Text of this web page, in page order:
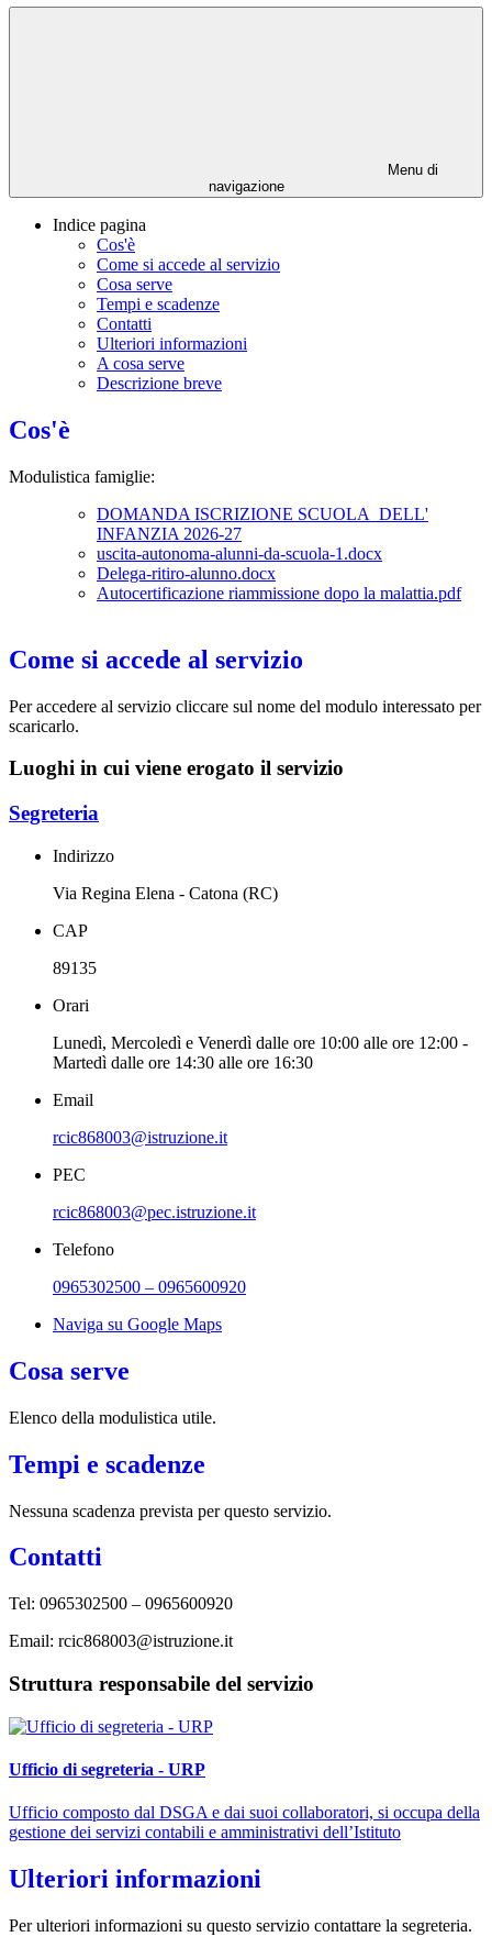
Menu di
navigazione
Indice pagina
Cos'è
Come si accede al servizio
Cosa serve
Tempi e scadenze
Contatti
Ulteriori informazioni
A cosa serve
Descrizione breve
Cos'è
Modulistica famiglie:
DOMANDA ISCRIZIONE SCUOLA DELL'
INFANZIA 2026-27
uscita-autonoma-alunni-da-scuola-1.docx
Delega-ritiro-alunno.docx
Autocertificazione riammissione dopo la malattia.pdf
Come si accede al servizio
Per accedere al servizio cliccare sul nome del modulo interessato per
scaricarlo.
Luoghi in cui viene erogato il servizio
Segreteria
Indirizzo
Via Regina Elena - Catona (RC)
CAP
89135
Orari
Lunedì, Mercoledì e Venerdì dalle ore 10:00 alle ore 12:00 -
Martedì dalle ore 14:30 alle ore 16:30
Email
rcic868003@istruzione.it
PEC
rcic868003@pec.istruzione.it
Telefono
0965302500 – 0965600920
Naviga su Google Maps
Cosa serve
Elenco della modulistica utile.
Tempi e scadenze
Nessuna scadenza prevista per questo servizio.
Contatti
Tel: 0965302500 – 0965600920
Email: rcic868003@istruzione.it
Struttura responsabile del servizio
Ufficio di segreteria - URP
Ufficio composto dal DSGA e dai suoi collaboratori, si occupa della
gestione dei servizi contabili e amministrativi dell’Istituto
Ulteriori informazioni
Per ulteriori informazioni su questo servizio contattare la segreteria.